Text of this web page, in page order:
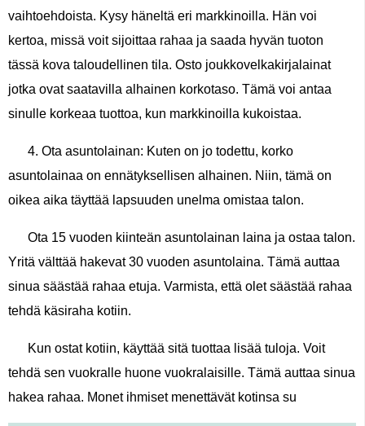
vaihtoehdoista. Kysy häneltä eri markkinoilla. Hän voi
kertoa, missä voit sijoittaa rahaa ja saada hyvän tuoton
tässä kova taloudellinen tila. Osto joukkovelkakirjalainat
jotka ovat saatavilla alhainen korkotaso. Tämä voi antaa
sinulle korkeaa tuottoa, kun markkinoilla kukoistaa.
4. Ota asuntolainan: Kuten on jo todettu, korko
asuntolainaa on ennätyksellisen alhainen. Niin, tämä on
oikea aika täyttää lapsuuden unelma omistaa talon.
Ota 15 vuoden kiinteän asuntolainan laina ja ostaa talon.
Yritä välttää hakevat 30 vuoden asuntolaina. Tämä auttaa
sinua säästää rahaa etuja. Varmista, että olet säästää rahaa
tehdä käsiraha kotiin.
Kun ostat kotiin, käyttää sitä tuottaa lisää tuloja. Voit
tehdä sen vuokralle huone vuokralaisille. Tämä auttaa sinua
hakea rahaa. Monet ihmiset menettävät kotinsa su